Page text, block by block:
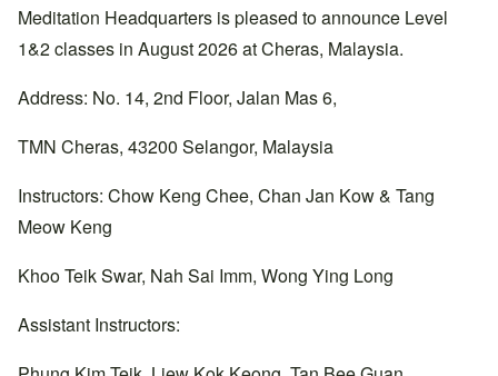
Meditation Headquarters is pleased to announce Level
1&2 classes in August 2026 at Cheras, Malaysia.
Address: No. 14, 2nd Floor, Jalan Mas 6,
TMN Cheras, 43200 Selangor, Malaysia
Instructors: Chow Keng Chee, Chan Jan Kow & Tang
Meow Keng
Khoo Teik Swar, Nah Sai Imm, Wong Ying Long
Assistant Instructors: